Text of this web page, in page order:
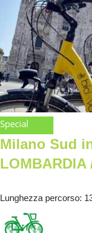
Special
Milano Sud
LOMBARDIA
Lunghezza percorso: